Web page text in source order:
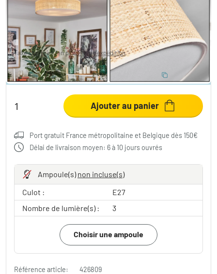
77,99 €
Vous économisez22,00 € PVC:99,99 €
Taxe comprise, en plusFrais d'expédition
ÉCONOMISEZ 10 % :
Ajouter au panier
Port gratuit France métropolitaine et Belgique dès 150€
Délai de livraison moyen: 6 à 10 jours ouvrés
Ampoule(s)non incluse(s)
Culot :
E27
Nombre de lumière(s) :
3
Choisir une ampoule
Référence article:
426809